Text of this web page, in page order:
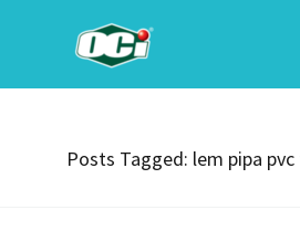
Posts Tagged: lem pipa